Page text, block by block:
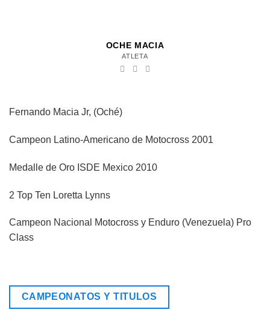
OCHE MACIA
ATLETA
Fernando Macia Jr, (Oché)
Campeon Latino-Americano de Motocross 2001
Medalle de Oro ISDE Mexico 2010
2 Top Ten Loretta Lynns
Campeon Nacional Motocross y Enduro (Venezuela) Pro
Class
CAMPEONATOS Y TITULOS